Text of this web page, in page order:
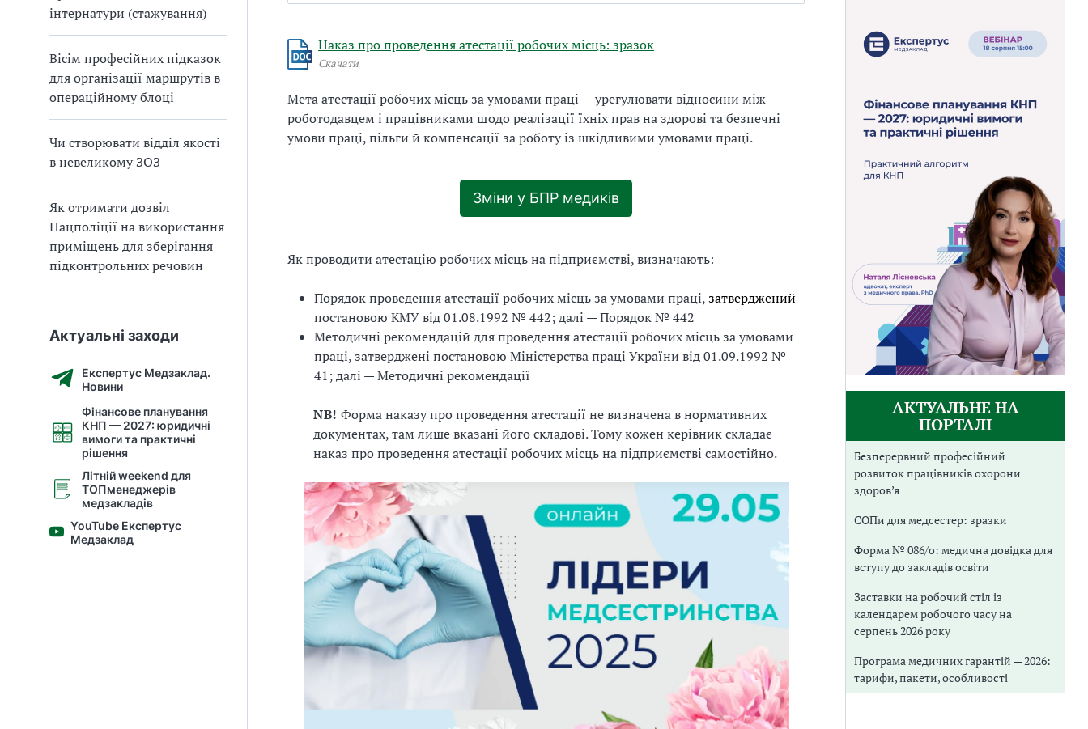
інтернатури (стажування)
Вісім професійних підказок
для організації маршрутів в
операційному блоці
Чи створювати відділ якості
в невеликому ЗОЗ
Як отримати дозвіл
Нацполіції на використання
приміщень для зберігання
підконтрольних речовин
Актуальні заходи
Експертус Медзаклад.
Новини
Фінансове планування
КНП — 2027: юридичні
вимоги та практичні
рішення
Літній weekend для
ТОПменеджерів
медзакладів
YouTube Експертус
Медзаклад
Наказ про проведення атестації робочих місць: зразок
Скачати
Мета атестації робочих місць за умовами праці — урегулювати відносини між
роботодавцем і працівниками щодо реалізації їхніх прав на здорові та безпечні
умови праці, пільги й компенсації за роботу із шкідливими умовами праці.
Зміни у БПР медиків
Як проводити атестацію робочих місць на підприємстві, визначають:
Порядок проведення атестації робочих місць за умовами праці,затверджений
постановою КМУ від 01.08.1992 № 442; далі — Порядок № 442
Методичні рекомендацій для проведення атестації робочих місць за умовами
праці, затверджені постановою Міністерства праці України від 01.09.1992 №
41; далі — Методичні рекомендації
NB! Форма наказу про проведення атестації не визначена в нормативних
документах, там лише вказані його складові. Тому кожен керівник складає
наказ про проведення атестації робочих місць на підприємстві самостійно.
АКТУАЛЬНЕ НА
ПОРТАЛІ
Безперервний професійний
розвиток працівників охорони
здоров’я
СОПи для медсестер: зразки
Форма № 086/о: медична довідка для
вступу до закладів освіти
Заставки на робочий стіл із
календарем робочого часу на
серпень 2026 року
Програма медичних гарантій — 2026:
тарифи, пакети, особливості